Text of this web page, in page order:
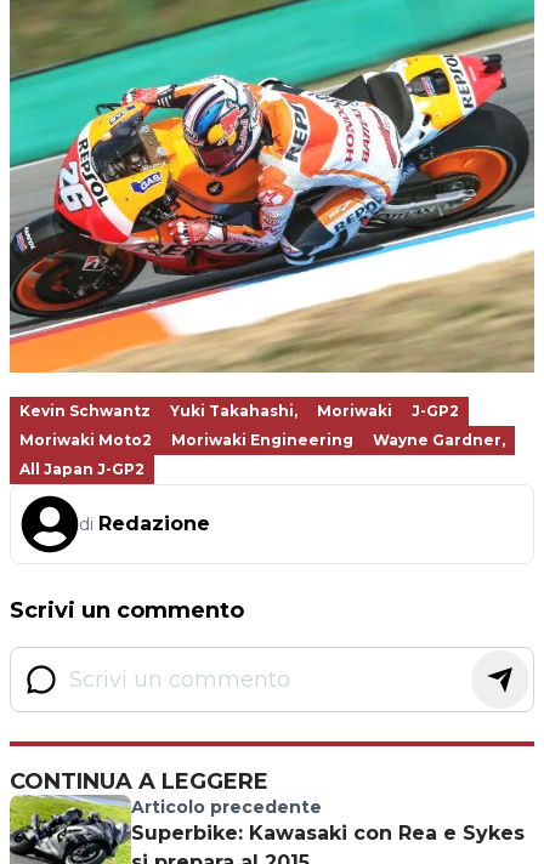
Kevin Schwantz Yuki Takahashi, Moriwaki
J-GP2
Moriwaki Moto2
Moriwaki Engineering
Wayne Gardner,
All Japan J-GP2
di Redazione
Scrivi un commento
CONTINUA A LEGGERE
Articolo precedente
Superbike: Kawasaki con Rea e Sykes